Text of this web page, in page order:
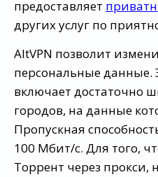
предоставляет
других услуг по
AltVPN позволит
персональные данные.
включает достаточно
городов, на данные
Пропускная
100 Мбит/с. Для того,
Торрент через прокси,